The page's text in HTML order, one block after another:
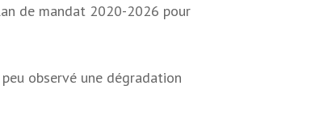
de mandat 2020-2026 pour
observé une dégradation